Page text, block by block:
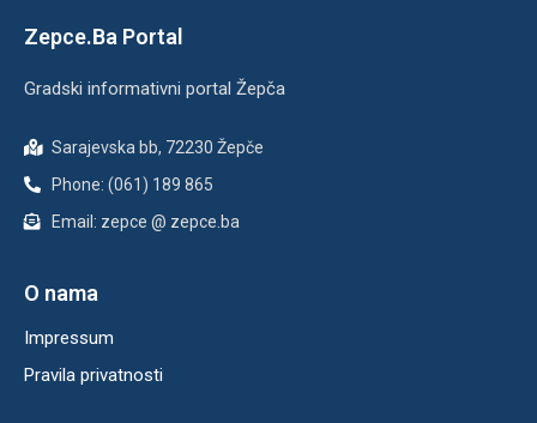
Zepce.Ba Portal
Gradski informativni portal Žepča
Sarajevska bb, 72230 Žepče
Phone: (061) 189 865
Email: zepce @ zepce.ba
O nama
Impressum
Pravila privatnosti